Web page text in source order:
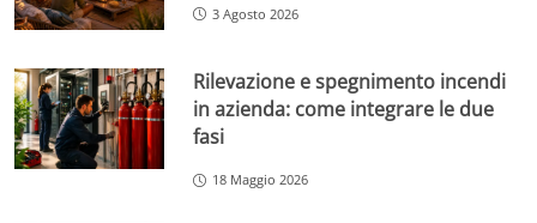
3 Agosto 2026
Rilevazione e spegnimento incendi
in azienda: come integrare le due
fasi
18 Maggio 2026